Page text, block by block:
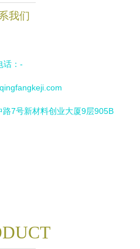
我们
话：-
7号新材料创业大厦9层905B